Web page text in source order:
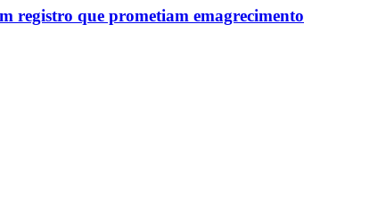
registro que prometiam emagrecimento